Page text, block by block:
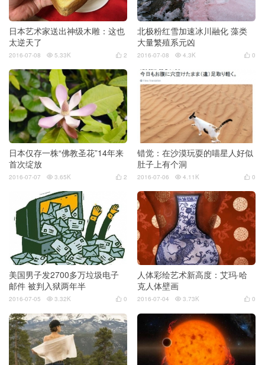
日本艺术家送出神级木雕：这也
太逆天了
 2
2016-07-08  5.33K
北极粉红雪加速冰川融化 藻类
大量繁殖系元凶
 0
2016-07-08  4.3K
日本仅存一株“佛教圣花”14年来
首次绽放
 2
2016-07-07  3.65K
错觉：在沙漠玩耍的喵星人好似
肚子上有个洞
 0
2016-07-06  4.11K
美国男子发2700多万垃圾电子
邮件 被判入狱两年半
 0
2016-07-05  3.32K
人体彩绘艺术新高度：艾玛·哈
克人体壁画
 0
2016-07-04  3.73K